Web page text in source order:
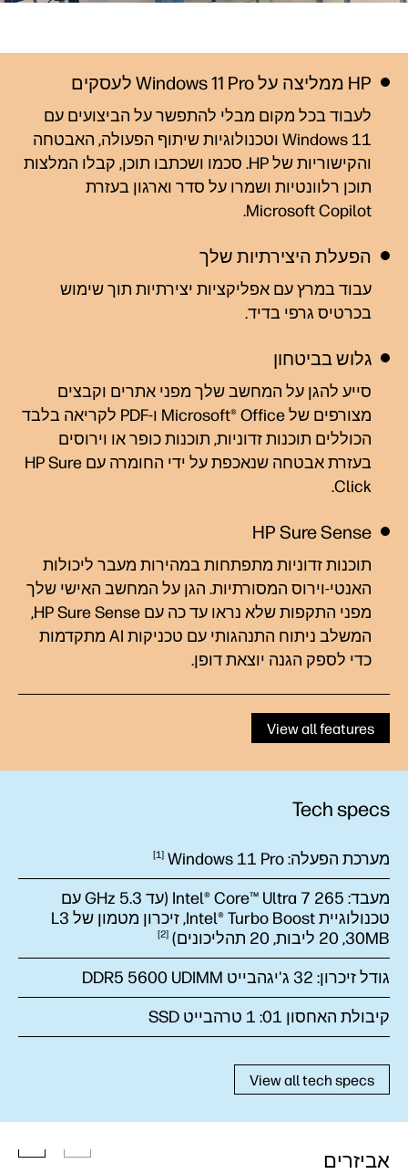
HP ממליצה על Windows 11 Pro לעסקים
לעבוד בכל מקום מבלי להתפשר על הביצועים עם
Windows 11 וטכנולוגיות שיתוף הפעולה, האבטחה
והקישוריות של HP. סכמו ושכתבו תוכן, קבלו המלצות
תוכן רלוונטיות ושמרו על סדר וארגון בעזרת
MicrosoftCopilot.
הפעלת היצירתיות שלך
עבוד במרץ עם אפליקציות יצירתיות תוך שימוש
בכרטיס גרפי בדיד.
גלוש בביטחון
סייע להגן על המחשב שלך מפני אתרים וקבצים
מצורפים של Microsoft® Office ו-PDF לקריאה בלבד
הכוללים תוכנות זדוניות, תוכנות כופר או וירוסים
בעזרת אבטחה שנאכפת על ידי החומרה עם HP Sure
Click‏.
HP Sure Sense
תוכנות זדוניות מתפתחות במהירות מעבר ליכולות
האנטי-וירוס המסורתיות. הגן על המחשב האישי שלך
מפני התקפות שלא נראו עד כה עם HP Sure Sense,
המשלב ניתוח התנהגותי עם טכניקות AI מתקדמות
כדי לספק הגנה יוצאתדופן.
View all features
Tech specs
מערכת הפעלה: Windows 11 Pro
1
מעבד:
Intel® Core™ Ultra 7 265 (עד 5.3 GHz עם
טכנולוגיית Intel® Turbo Boost, זיכרון מטמון של L3
30MB‏, 20 ליבות, 20
תהליכונים) 2
גודל זיכרון: 32 ג'יגהבייט DDR5 5600 UDIMM
קיבולת האחסון 01:
1 טרהבייט SSD
View all tech specs
אביזרים